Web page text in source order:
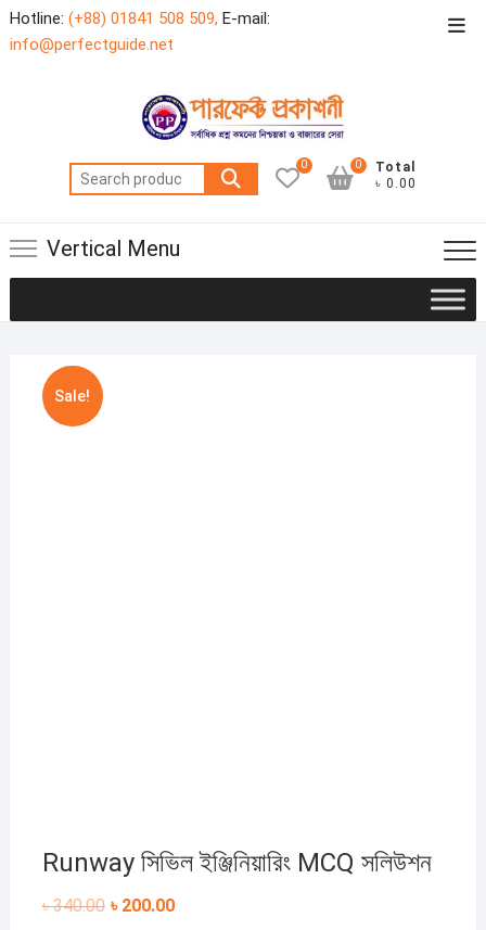
Skip
to
Hotline: (+88) 01841 508 509, E-mail:
info@perfectguide.net
Search
for:
0
Total
৳ 0.00
0
Vertical Menu
Sale!
Runway সিভিল ইঞ্জিনিয়ারিং MCQ সলিউশন
৳340.00 Original
৳ 200.00Current